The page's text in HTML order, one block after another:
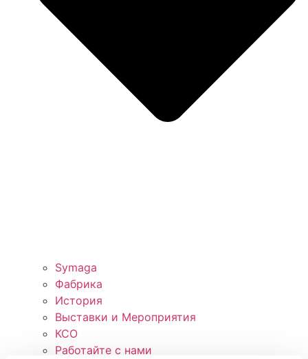
Symaga
Фабрика
История
Выставки и Мероприятия
КСО
Работайте с нами